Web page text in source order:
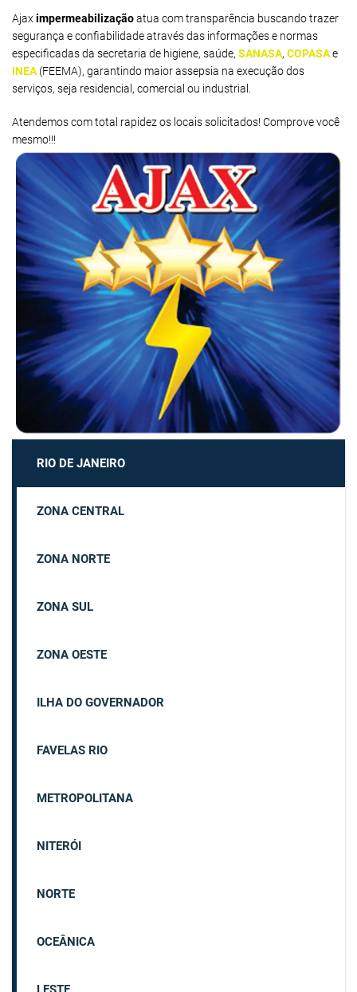
Ajaximpermeabilizaçãoatua com transparência buscando trazer
segurança e confiabilidade através das informações e normas
especificadas da secretaria de higiene, saúde, SANASA, COPASAe
INEA (FEEMA), garantindo maior assepsia na execução dos
serviços, seja residencial, comercial ou industrial.
Atendemos com total rapidez os locais solicitados! Comprove você
mesmo!!!
RIO DE JANEIRO
ZONA CENTRAL
ZONA NORTE
ZONA SUL
ZONA OESTE
ILHA DO GOVERNADOR
FAVELAS RIO
METROPOLITANA
NITERÓI
NORTE
OCEÂNICA